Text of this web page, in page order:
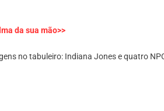
da sua mão>>
no tabuleiro: Indiana Jones e quatro